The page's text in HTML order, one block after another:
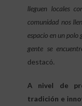
lleguen locales
comunidad nos
espacio en un polo
gente se
destacó.
A nivel de
tradición e